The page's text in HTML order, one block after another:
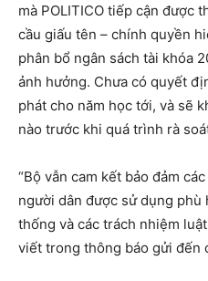
mà POLITICO tiếp cận được
cầu giấu tên – chính quyền
phân bổ ngân sách tài khóa
ảnh hưởng. Chưa có quyết
phát cho năm học tới, và sẽ
nào trước khi quá trình rà
“Bộ vẫn cam kết bảo đảm
người dân được sử dụng phù
thống và các trách nhiệm
viết trong thông báo gửi đến